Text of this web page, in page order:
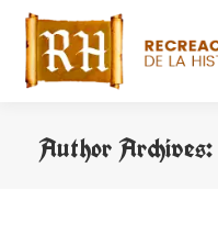
Author Archives: